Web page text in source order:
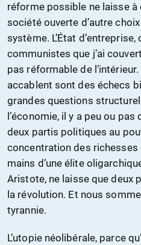
réforme possible ne laisse à
société ouverte d’autre
système. L’État
communistes que j’ai
pas réformable de
accablent sont des échecs
grandes questions
l’économie, il y a peu ou
deux partis politiques au
concentration des richesses
mains d’une élite
Aristote, ne laisse que deux
la révolution. Et nous
tyrannie.
L’utopie néolibérale, parce